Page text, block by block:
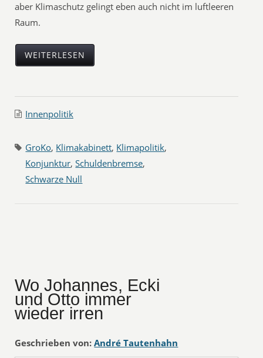
aber Klimaschutz gelingt eben auch nicht im luftleeren
Raum.
WEITERLESEN
Innenpolitik
GroKo, Klimakabinett, Klimapolitik,
Konjunktur,Schuldenbremse,
Schwarze Null
Wo Johannes, Ecki
und Otto immer
wieder irren
Geschrieben von: André Tautenhahn